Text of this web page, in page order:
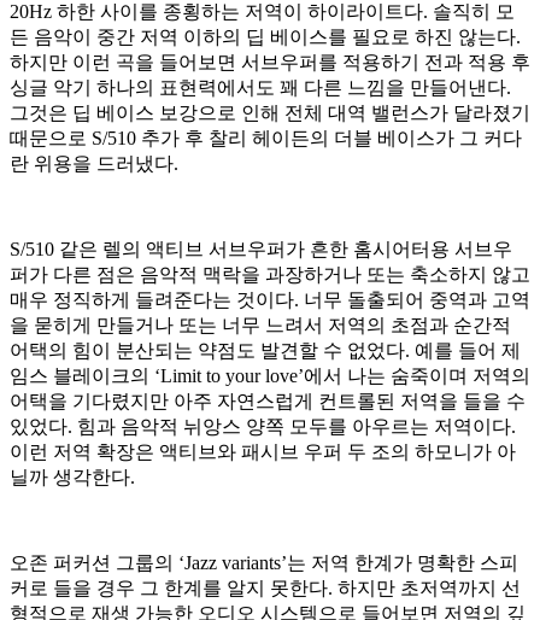
20Hz 하한 사이를 종횡하는 저역이 하이라이트다. 솔직히 모
든 음악이 중간 저역 이하의 딥 베이스를 필요로 하진 않는다.
하지만 이런 곡을 들어보면 서브우퍼를 적용하기 전과 적용 후
싱글 악기 하나의 표현력에서도 꽤 다른 느낌을 만들어낸다.
그것은 딥 베이스 보강으로 인해 전체 대역 밸런스가 달라졌기
때문으로 S/510 추가 후 찰리 헤이든의 더블 베이스가 그 커다
란 위용을 드러냈다.
S/510 같은 렐의 액티브 서브우퍼가 흔한 홈시어터용 서브우
퍼가 다른 점은 음악적 맥락을 과장하거나 또는 축소하지 않고
매우 정직하게 들려준다는 것이다. 너무 돌출되어 중역과 고역
을 묻히게 만들거나 또는 너무 느려서 저역의 초점과 순간적
어택의 힘이 분산되는 약점도 발견할 수 없었다. 예를 들어 제
임스 블레이크의 ‘Limit to your love’에서 나는 숨죽이며 저역의
어택을 기다렸지만 아주 자연스럽게 컨트롤된 저역을 들을 수
있었다. 힘과 음악적 뉘앙스 양쪽 모두를 아우르는 저역이다.
이런 저역 확장은 액티브와 패시브 우퍼 두 조의 하모니가 아
닐까 생각한다.
오존 퍼커션 그룹의 ‘Jazz variants’는 저역 한계가 명확한 스피
커로 들을 경우 그 한계를 알지 못한다. 하지만 초저역까지 선
형적으로 재생 가능한 오디오 시스템으로 들어보면 저역의 깊